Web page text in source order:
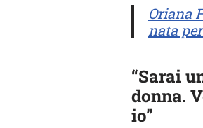
Oriana
nata
“Sarai
donna.
io”